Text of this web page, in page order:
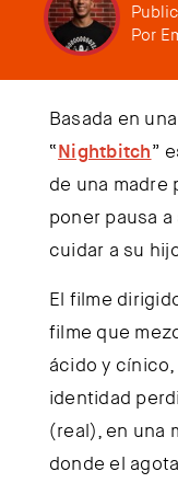
Por
Basada en
“Nightbitch”
de una madre
poner pausa
cuidar a su
El filme
filme que
ácido y
identidad
(real), en una
donde el